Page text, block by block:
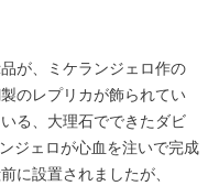
が、ミケランジェロ作の
のレプリカが飾られてい
る、大理石でできたダビ
ジェロが心血を注いで完成
に設置されましたが、